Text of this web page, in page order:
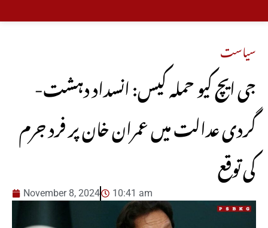
سیاست
-جی ایچ کیو حملہ کیس: انسداد دہشت
گردی عدالت میں عمران خان پر فرد جرم
کی توقع
November 8, 2024 10:41 am